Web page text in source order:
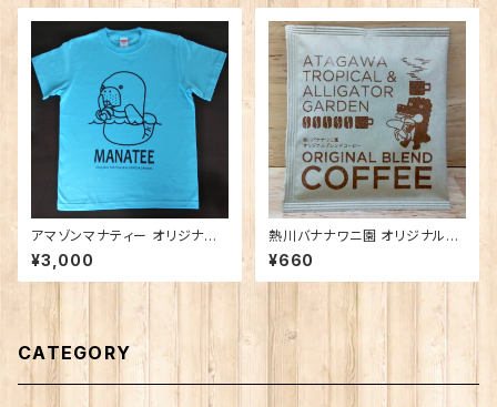
アマゾンマナティー オリジナルT
シャツ 大人用
¥3,000
熱川バナナワニ園 オリジナルブ
レンドコーヒー ３個セット
¥660
CATEGORY